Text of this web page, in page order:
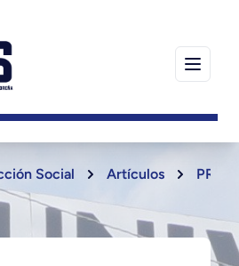
Social Artículos